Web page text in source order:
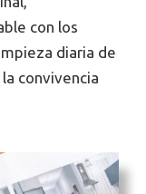
con los
diaria de
convivencia